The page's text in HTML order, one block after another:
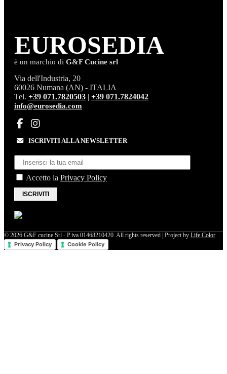
EUROSEDIA
è un marchio di G&F Cucine srl
Via dell'Industria, 20
60026 Numana (AN) - ITALIA
Tel. +39 071.7820503 | +39 071.7824042
info@eurosedia.com
ISCRIVITI ALLA NEWSLETTER
Accetto la Privacy Policy
ISCRIVITI
© 2026 G&F cucine Srl - P.iva 01468210420. All rights reserved | Project by Life Color
Privacy Policy
Cookie Policy